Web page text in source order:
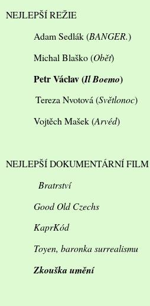
NEJLEPŠÍ REŽIE
Adam Sedlák (BANGER.)
Michal Blaško (Oběť)
Petr Václav (Il Boemo)
Tereza Nvotová (Světlonoc)
Vojtěch Mašek (Arvéd)
NEJLEPŠÍ DOKUMENTÁRNÍ FILM
Bratrství
Good Old Czechs
KaprKód
Toyen, baronka surrealismu
Zkouška umění